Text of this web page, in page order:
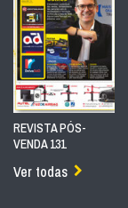
REVISTA PÓS-
VENDA 131
Ver todas